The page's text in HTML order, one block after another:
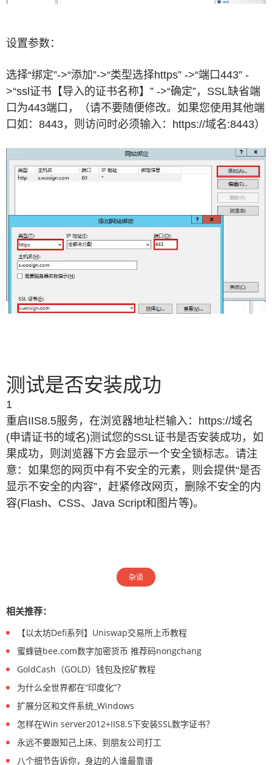
设置参数：
选择“绑定”->“添加”->“类型选择https” ->“端口443” -
>“ssl证书【导入的证书名称】” ->“确定”，SSL缺省端
口为443端口，（请不要随便修改。如果您使用其他端
口如：8443，则访问时必须输入：https://域名:8443）
测试是否安装成功
1
重启IIS8.5服务，在浏览器地址栏输入：https://域名
(申请证书的域名)测试您的SSL证书是否安装成功，如
果成功，则浏览器下方会显示一个安全锁标志。请注
意：如果您的网页中有不安全的元素，则会提供“是否
显示不安全的内容”，赶紧修改网页，删除不安全的内
容(Flash、CSS、Java Script和图片等)。
杂谈
相关推荐：
【以太坊Defi系列】Uniswap交易所上币教程
蜜蜂链bee.com数字加密货币 推荐码nongchang
GoldCash（GOLD）钱包及挖矿教程
为什么全世界都在“印度化”？
扩展分区和文件系统_Windows
怎样在Win server2012+IIS8.5下安装SSL数字证书？
永远不要跟知己上床、到朋友公司打工
八个细节告诉你，身边的人谁最靠谱